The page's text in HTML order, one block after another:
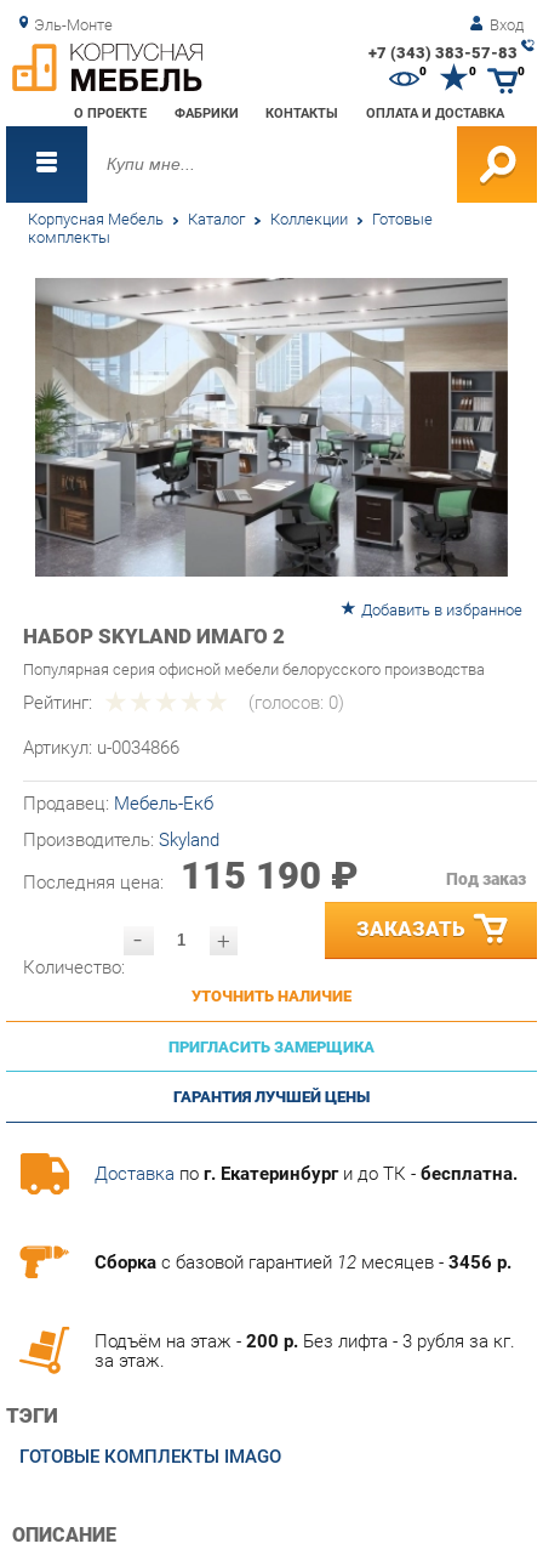
Эль-Монте Вход
+7 (343) 383-57-83
О ПРОЕКТЕ ФАБРИКИ КОНТАКТЫ ОПЛАТА И ДОСТАВКА
0 0
Корпусная Мебель Каталог Коллекции Готовые
комплекты
Популярная серия офисной мебели белорусского производства
Рейтинг: (голосов:0)
u-0034866
Производитель:Skyland
Последняя цена: 115 190 ₽
- ЗАКАЗАТЬ
УТОЧНИТЬ НАЛИЧИЕ
ПРИГЛАСИТЬ ЗАМЕРЩИКА
ГАРАНТИЯ ЛУЧШЕЙ ЦЕНЫ
Доставкапог. Екатеринбурги до ТК -бесплатна.
ТЭГИ
производства. Основная изюминка Imago широкая цветовая